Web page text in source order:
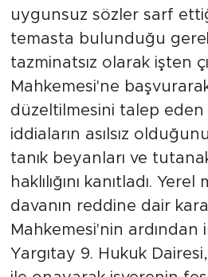
uygunsuz sözler sarf
temasta bulunduğu
tazminatsız olarak işten
Mahkemesi'ne
düzeltilmesini talep eden
iddiaların asılsız
tanık beyanları ve
haklılığını kanıtladı.
davanın reddine dair
Mahkemesi'nin ardından
Yargıtay 9. Hukuk